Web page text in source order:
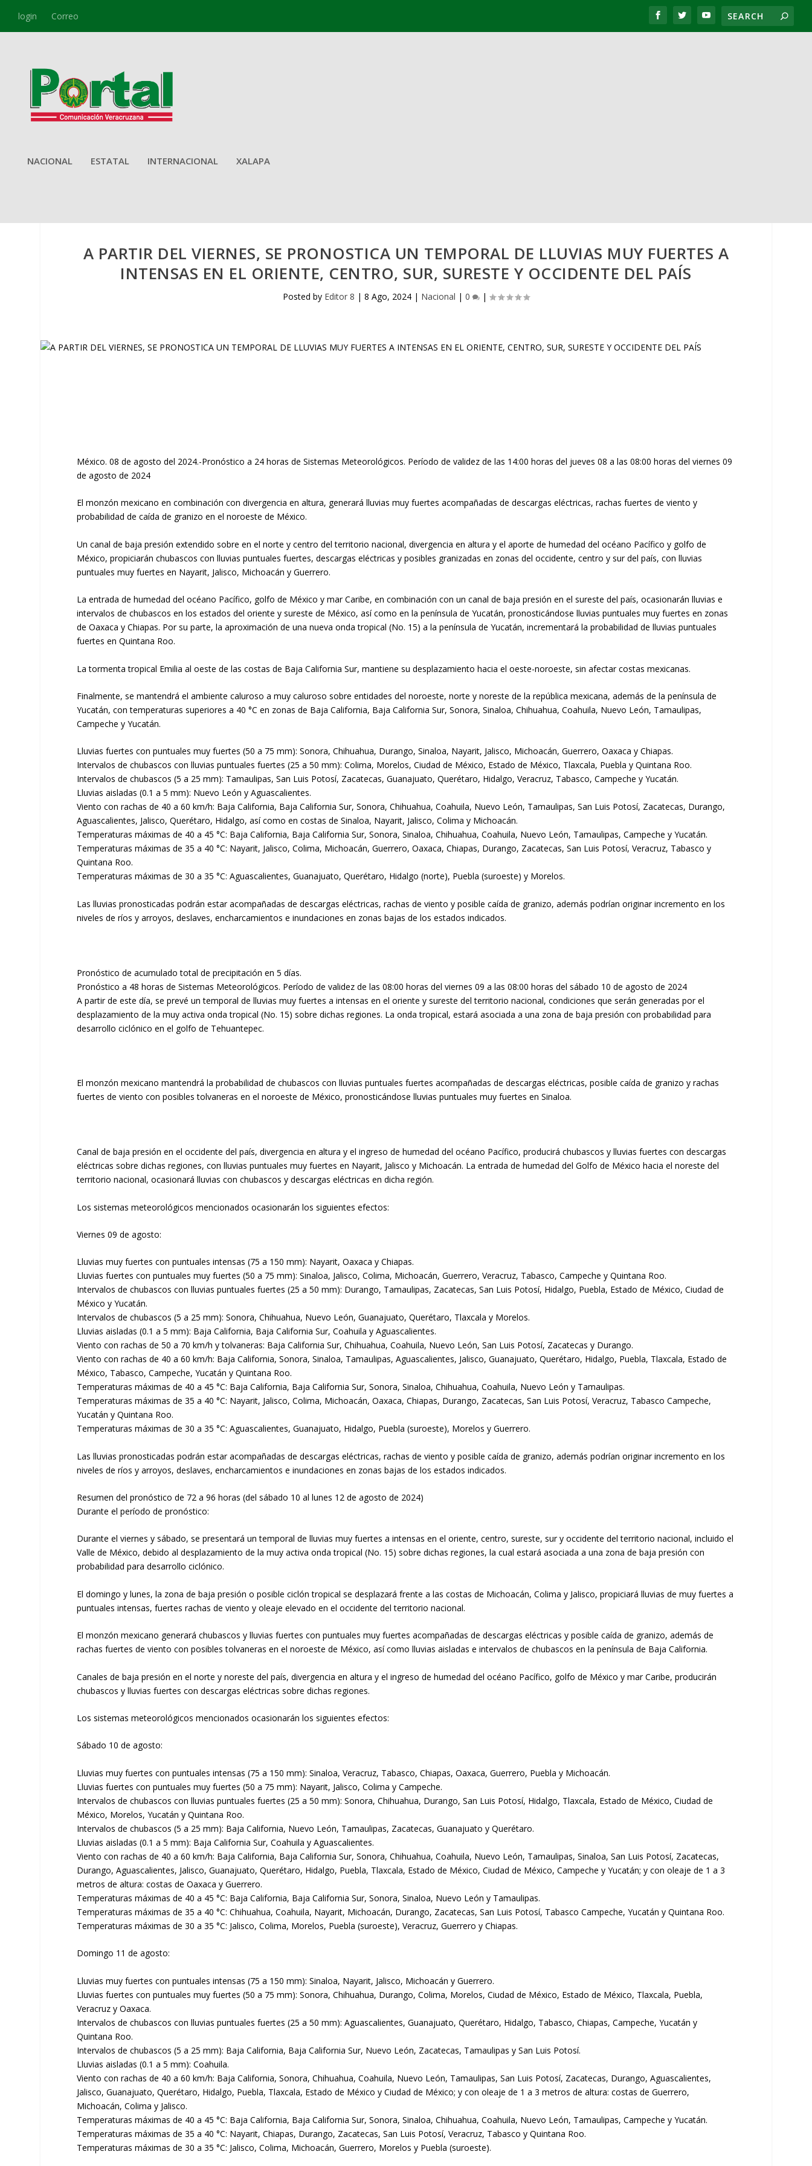
login Correo
NACIONAL ESTATAL INTERNACIONAL XALAPA
A PARTIR DEL VIERNES, SE PRONOSTICA UN TEMPORAL DE LLUVIAS MUY FUERTES A
INTENSAS EN EL ORIENTE, CENTRO, SUR, SURESTE Y OCCIDENTE DEL PAÍS
Posted by Editor 8 | 8 Ago, 2024 | Nacional | 0 |
México. 08 de agosto del 2024.-Pronóstico a 24 horas de Sistemas Meteorológicos. Período de validez de las 14:00 horas del jueves 08 a las 08:00 horas del viernes 09
de agosto de 2024
El monzón mexicano en combinación con divergencia en altura, generará lluvias muy fuertes acompañadas de descargas eléctricas, rachas fuertes de viento y
probabilidad de caída de granizo en el noroeste de México.
Un canal de baja presión extendido sobre en el norte y centro del territorio nacional, divergencia en altura y el aporte de humedad del océano Pacífico y golfo de
México, propiciarán chubascos con lluvias puntuales fuertes, descargas eléctricas y posibles granizadas en zonas del occidente, centro y sur del país, con lluvias
puntuales muy fuertes en Nayarit, Jalisco, Michoacán y Guerrero.
La entrada de humedad del océano Pacífico, golfo de México y mar Caribe, en combinación con un canal de baja presión en el sureste del país, ocasionarán lluvias e
intervalos de chubascos en los estados del oriente y sureste de México, así como en la península de Yucatán, pronosticándose lluvias puntuales muy fuertes en zonas
de Oaxaca y Chiapas. Por su parte, la aproximación de una nueva onda tropical (No. 15) a la península de Yucatán, incrementará la probabilidad de lluvias puntuales
fuertes en Quintana Roo.
La tormenta tropical Emilia al oeste de las costas de Baja California Sur, mantiene su desplazamiento hacia el oeste-noroeste, sin afectar costas mexicanas.
Finalmente, se mantendrá el ambiente caluroso a muy caluroso sobre entidades del noroeste, norte y noreste de la república mexicana, además de la península de
Yucatán, con temperaturas superiores a 40 °C en zonas de Baja California, Baja California Sur, Sonora, Sinaloa, Chihuahua, Coahuila, Nuevo León, Tamaulipas,
Campeche y Yucatán.
Lluvias fuertes con puntuales muy fuertes (50 a 75 mm): Sonora, Chihuahua, Durango, Sinaloa, Nayarit, Jalisco, Michoacán, Guerrero, Oaxaca y Chiapas.
Intervalos de chubascos con lluvias puntuales fuertes (25 a 50 mm): Colima, Morelos, Ciudad de México, Estado de México, Tlaxcala, Puebla y Quintana Roo.
Intervalos de chubascos (5 a 25 mm): Tamaulipas, San Luis Potosí, Zacatecas, Guanajuato, Querétaro, Hidalgo, Veracruz, Tabasco, Campeche y Yucatán.
Lluvias aisladas (0.1 a 5 mm): Nuevo León y Aguascalientes.
Viento con rachas de 40 a 60 km/h: Baja California, Baja California Sur, Sonora, Chihuahua, Coahuila, Nuevo León, Tamaulipas, San Luis Potosí, Zacatecas, Durango,
Aguascalientes, Jalisco, Querétaro, Hidalgo, así como en costas de Sinaloa, Nayarit, Jalisco, Colima y Michoacán.
Temperaturas máximas de 40 a 45 °C: Baja California, Baja California Sur, Sonora, Sinaloa, Chihuahua, Coahuila, Nuevo León, Tamaulipas, Campeche y Yucatán.
Temperaturas máximas de 35 a 40 °C: Nayarit, Jalisco, Colima, Michoacán, Guerrero, Oaxaca, Chiapas, Durango, Zacatecas, San Luis Potosí, Veracruz, Tabasco y
Quintana Roo.
Temperaturas máximas de 30 a 35 °C: Aguascalientes, Guanajuato, Querétaro, Hidalgo (norte), Puebla (suroeste) y Morelos.
Las lluvias pronosticadas podrán estar acompañadas de descargas eléctricas, rachas de viento y posible caída de granizo, además podrían originar incremento en los
niveles de ríos y arroyos, deslaves, encharcamientos e inundaciones en zonas bajas de los estados indicados.
Pronóstico de acumulado total de precipitación en 5 días.
Pronóstico a 48 horas de Sistemas Meteorológicos. Período de validez de las 08:00 horas del viernes 09 a las 08:00 horas del sábado 10 de agosto de 2024
A partir de este día, se prevé un temporal de lluvias muy fuertes a intensas en el oriente y sureste del territorio nacional, condiciones que serán generadas por el
desplazamiento de la muy activa onda tropical (No. 15) sobre dichas regiones. La onda tropical, estará asociada a una zona de baja presión con probabilidad para
desarrollo ciclónico en el golfo de Tehuantepec.
El monzón mexicano mantendrá la probabilidad de chubascos con lluvias puntuales fuertes acompañadas de descargas eléctricas, posible caída de granizo y rachas
fuertes de viento con posibles tolvaneras en el noroeste de México, pronosticándose lluvias puntuales muy fuertes en Sinaloa.
Canal de baja presión en el occidente del país, divergencia en altura y el ingreso de humedad del océano Pacífico, producirá chubascos y lluvias fuertes con descargas
eléctricas sobre dichas regiones, con lluvias puntuales muy fuertes en Nayarit, Jalisco y Michoacán. La entrada de humedad del Golfo de México hacia el noreste del
territorio nacional, ocasionará lluvias con chubascos y descargas eléctricas en dicha región.
Los sistemas meteorológicos mencionados ocasionarán los siguientes efectos:
Viernes 09 de agosto:
Lluvias muy fuertes con puntuales intensas (75 a 150 mm): Nayarit, Oaxaca y Chiapas.
Lluvias fuertes con puntuales muy fuertes (50 a 75 mm): Sinaloa, Jalisco, Colima, Michoacán, Guerrero, Veracruz, Tabasco, Campeche y Quintana Roo.
Intervalos de chubascos con lluvias puntuales fuertes (25 a 50 mm): Durango, Tamaulipas, Zacatecas, San Luis Potosí, Hidalgo, Puebla, Estado de México, Ciudad de
México y Yucatán.
Intervalos de chubascos (5 a 25 mm): Sonora, Chihuahua, Nuevo León, Guanajuato, Querétaro, Tlaxcala y Morelos.
Lluvias aisladas (0.1 a 5 mm): Baja California, Baja California Sur, Coahuila y Aguascalientes.
Viento con rachas de 50 a 70 km/h y tolvaneras: Baja California Sur, Chihuahua, Coahuila, Nuevo León, San Luis Potosí, Zacatecas y Durango.
Viento con rachas de 40 a 60 km/h: Baja California, Sonora, Sinaloa, Tamaulipas, Aguascalientes, Jalisco, Guanajuato, Querétaro, Hidalgo, Puebla, Tlaxcala, Estado de
México, Tabasco, Campeche, Yucatán y Quintana Roo.
Temperaturas máximas de 40 a 45 °C: Baja California, Baja California Sur, Sonora, Sinaloa, Chihuahua, Coahuila, Nuevo León y Tamaulipas.
Temperaturas máximas de 35 a 40 °C: Nayarit, Jalisco, Colima, Michoacán, Oaxaca, Chiapas, Durango, Zacatecas, San Luis Potosí, Veracruz, Tabasco Campeche,
Yucatán y Quintana Roo.
Temperaturas máximas de 30 a 35 °C: Aguascalientes, Guanajuato, Hidalgo, Puebla (suroeste), Morelos y Guerrero.
Las lluvias pronosticadas podrán estar acompañadas de descargas eléctricas, rachas de viento y posible caída de granizo, además podrían originar incremento en los
niveles de ríos y arroyos, deslaves, encharcamientos e inundaciones en zonas bajas de los estados indicados.
Resumen del pronóstico de 72 a 96 horas (del sábado 10 al lunes 12 de agosto de 2024)
Durante el período de pronóstico:
Durante el viernes y sábado, se presentará un temporal de lluvias muy fuertes a intensas en el oriente, centro, sureste, sur y occidente del territorio nacional, incluido el
Valle de México, debido al desplazamiento de la muy activa onda tropical (No. 15) sobre dichas regiones, la cual estará asociada a una zona de baja presión con
probabilidad para desarrollo ciclónico.
El domingo y lunes, la zona de baja presión o posible ciclón tropical se desplazará frente a las costas de Michoacán, Colima y Jalisco, propiciará lluvias de muy fuertes a
puntuales intensas, fuertes rachas de viento y oleaje elevado en el occidente del territorio nacional.
El monzón mexicano generará chubascos y lluvias fuertes con puntuales muy fuertes acompañadas de descargas eléctricas y posible caída de granizo, además de
rachas fuertes de viento con posibles tolvaneras en el noroeste de México, así como lluvias aisladas e intervalos de chubascos en la península de Baja California.
Canales de baja presión en el norte y noreste del país, divergencia en altura y el ingreso de humedad del océano Pacífico, golfo de México y mar Caribe, producirán
chubascos y lluvias fuertes con descargas eléctricas sobre dichas regiones.
Los sistemas meteorológicos mencionados ocasionarán los siguientes efectos:
Sábado 10 de agosto:
Lluvias muy fuertes con puntuales intensas (75 a 150 mm): Sinaloa, Veracruz, Tabasco, Chiapas, Oaxaca, Guerrero, Puebla y Michoacán.
Lluvias fuertes con puntuales muy fuertes (50 a 75 mm): Nayarit, Jalisco, Colima y Campeche.
Intervalos de chubascos con lluvias puntuales fuertes (25 a 50 mm): Sonora, Chihuahua, Durango, San Luis Potosí, Hidalgo, Tlaxcala, Estado de México, Ciudad de
México, Morelos, Yucatán y Quintana Roo.
Intervalos de chubascos (5 a 25 mm): Baja California, Nuevo León, Tamaulipas, Zacatecas, Guanajuato y Querétaro.
Lluvias aisladas (0.1 a 5 mm): Baja California Sur, Coahuila y Aguascalientes.
Viento con rachas de 40 a 60 km/h: Baja California, Baja California Sur, Sonora, Chihuahua, Coahuila, Nuevo León, Tamaulipas, Sinaloa, San Luis Potosí, Zacatecas,
Durango, Aguascalientes, Jalisco, Guanajuato, Querétaro, Hidalgo, Puebla, Tlaxcala, Estado de México, Ciudad de México, Campeche y Yucatán; y con oleaje de 1 a 3
metros de altura: costas de Oaxaca y Guerrero.
Temperaturas máximas de 40 a 45 °C: Baja California, Baja California Sur, Sonora, Sinaloa, Nuevo León y Tamaulipas.
Temperaturas máximas de 35 a 40 °C: Chihuahua, Coahuila, Nayarit, Michoacán, Durango, Zacatecas, San Luis Potosí, Tabasco Campeche, Yucatán y Quintana Roo.
Temperaturas máximas de 30 a 35 °C: Jalisco, Colima, Morelos, Puebla (suroeste), Veracruz, Guerrero y Chiapas.
Domingo 11 de agosto:
Lluvias muy fuertes con puntuales intensas (75 a 150 mm): Sinaloa, Nayarit, Jalisco, Michoacán y Guerrero.
Lluvias fuertes con puntuales muy fuertes (50 a 75 mm): Sonora, Chihuahua, Durango, Colima, Morelos, Ciudad de México, Estado de México, Tlaxcala, Puebla,
Veracruz y Oaxaca.
Intervalos de chubascos con lluvias puntuales fuertes (25 a 50 mm): Aguascalientes, Guanajuato, Querétaro, Hidalgo, Tabasco, Chiapas, Campeche, Yucatán y
Quintana Roo.
Intervalos de chubascos (5 a 25 mm): Baja California, Baja California Sur, Nuevo León, Zacatecas, Tamaulipas y San Luis Potosí.
Lluvias aisladas (0.1 a 5 mm): Coahuila.
Viento con rachas de 40 a 60 km/h: Baja California, Sonora, Chihuahua, Coahuila, Nuevo León, Tamaulipas, San Luis Potosí, Zacatecas, Durango, Aguascalientes,
Jalisco, Guanajuato, Querétaro, Hidalgo, Puebla, Tlaxcala, Estado de México y Ciudad de México; y con oleaje de 1 a 3 metros de altura: costas de Guerrero,
Michoacán, Colima y Jalisco.
Temperaturas máximas de 40 a 45 °C: Baja California, Baja California Sur, Sonora, Sinaloa, Chihuahua, Coahuila, Nuevo León, Tamaulipas, Campeche y Yucatán.
Temperaturas máximas de 35 a 40 °C: Nayarit, Chiapas, Durango, Zacatecas, San Luis Potosí, Veracruz, Tabasco y Quintana Roo.
Temperaturas máximas de 30 a 35 °C: Jalisco, Colima, Michoacán, Guerrero, Morelos y Puebla (suroeste).